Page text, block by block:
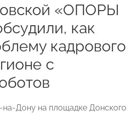
«ОПОРЫ
как
кадрового
с
на-Дону на площадке Донского